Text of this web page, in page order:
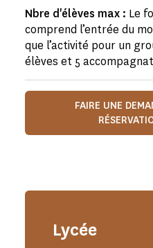
Nbre d'élèves max : Le
comprend l’entrée du
que l’activité pour un
élèves et 5
FAIRE UNE
Lycée